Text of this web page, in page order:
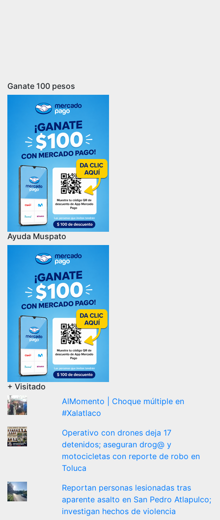
Ganate 100 pesos
Ayuda Muspato
+ Visitado
AlMomento | Choque múltiple en
#Xalatlaco
Operativo con drones deja 17
detenidos; aseguran drog@ y
motocicletas con reporte de robo en
Toluca
Reportan personas lesionadas tras
aparente asalto en San Pedro Atlapulco;
investigan hechos de violencia